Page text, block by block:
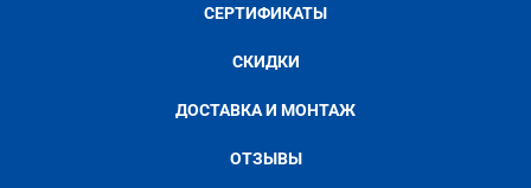
СЕРТИФИКАТЫ
СКИДКИ
ДОСТАВКА И МОНТАЖ
ОТЗЫВЫ